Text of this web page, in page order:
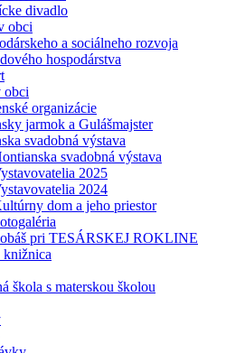
divadlo
obci
a sociálneho rozvoja
hospodárstva
obci
organizácie
jarmok a Gulášmajster
svadobná výstava
svadobná výstava
2025
2024
dom a jeho priestor
pri TESÁRSKEJ ROKLINE
knižnica
škola s materskou školou